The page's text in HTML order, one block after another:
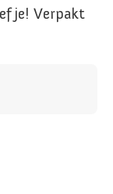
je! Verpakt